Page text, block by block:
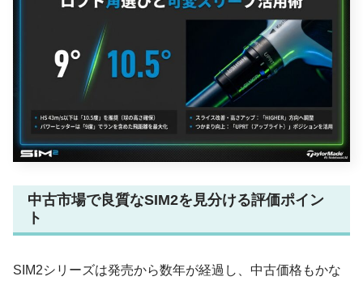
中古市場で良質なSIM2を見分ける評価ポイン
ト
SIM2シリーズは発売から数年が経過し、中古価格もかな